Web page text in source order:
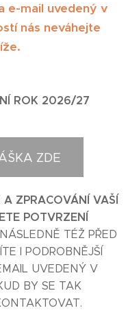
e-mail uvedený v
nás neváhejte
ROK 2026/27
ZDE
A ZPRACOVÁNÍ VAŠÍ
POTVRZENÍ
TÉŽ PŘED
I PODROBNĚJŠÍ
UVEDENÝ V
BY SE TAK